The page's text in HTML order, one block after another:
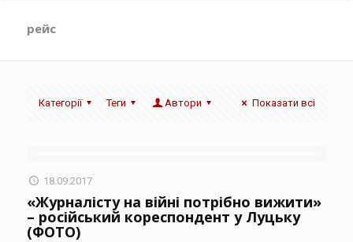
рейс
Категорії Теги Автори Показати всі
18.09.2017
«Журналісту на війні потрібно вижити»
– російський кореспондент у Луцьку
(ФОТО)